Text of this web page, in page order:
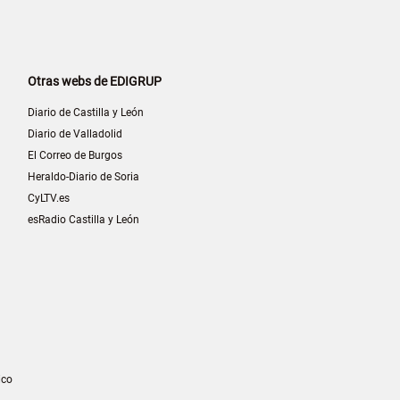
Otras webs de EDIGRUP
Diario de Castilla y León
Diario de Valladolid
El Correo de Burgos
Heraldo-Diario de Soria
CyLTV.es
esRadio Castilla y León